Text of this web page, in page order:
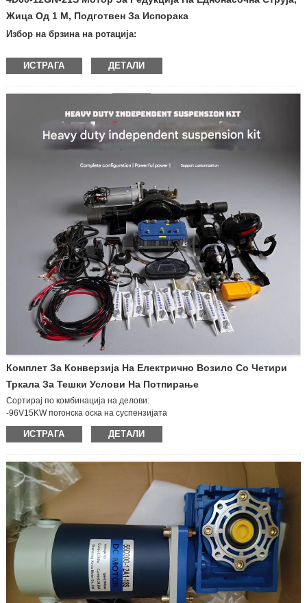
Жица Од 1 М, Подготвен За Испорака
Избор на брзина на ротација:
— 600 вртежи во минута
— 400 вртежи во минута
—200 вртежи во минута
— 50 вртежи во минута
— 30 ​​вртежи во минута
Производ со сопирачка или не:
— со сопирачка
— Без сопирачка
ИСТРАГА ДЕТАЛИ
Комплет За Конверзија На Електрично Возило Со Четири
Тркала За Тешки Услови На Потпирање
Сортирај по комбинација на делови:
-96V15KW погонска оска на суспензијата
-96V15KW контролер
- Сопирачки со помош на вакуум
-Брзина на AC линијата (вклучувајќи ја кутијата со осигурувачи)
ИСТРАГА ДЕТАЛИ